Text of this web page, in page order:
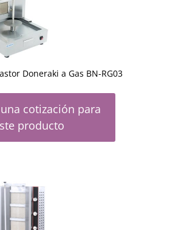
Doneraki a Gas BN-RG03
cotización para
producto